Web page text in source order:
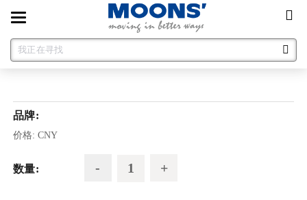
Toggle
navigation
品牌:
价格: CNY
数量: